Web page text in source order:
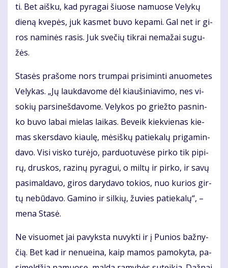
ti. Bet aiš­ku, kad py­ra­gai šiuo­se na­muo­se Ve­ly­kų
die­ną kve­pės, juk kas­met bu­vo ke­pa­mi. Gal net ir gi­
ros na­mi­nės ra­sis. Juk sve­čių tik­rai ne­ma­žai su­gu­
žės.
Sta­sės pra­šo­me nors trum­pai pri­si­min­ti anuo­me­tes
Ve­ly­kas. „Jų lauk­da­vo­me dėl kiau­ši­nia­vi­mo, nes vi­
so­kių par­si­neš­da­vo­me. Ve­ly­kos po griež­to pas­nin­
ko bu­vo la­bai mie­las lai­kas. Be­veik kiek­vie­nas kie­
mas skers­da­vo kiau­lę, mė­siš­kų pa­tie­ka­lų pri­ga­min­
da­vo. Vi­si vis­ko tu­rė­jo, par­duo­tu­vė­se pir­ko tik pi­pi­
rų, drus­kos, ra­zi­nų py­ra­gui, o mil­tų ir pir­ko, ir sa­vų
pa­si­mal­da­vo, gi­ros da­ry­da­vo to­kios, nuo ku­rios gir­
tų ne­bū­da­vo. Ga­mi­no ir sil­kių, žu­vies pa­tie­ka­lų“, –
me­na Sta­sė.
Ne vi­suo­met jai pa­vyks­ta nu­vyk­ti ir į Pu­nios baž­ny­
čią. Bet kad ir ne­nu­ei­na, kaip ma­mos pa­mo­ky­ta, pa­